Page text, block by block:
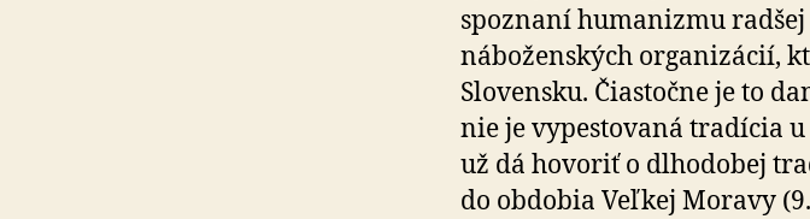
spoznaní humanizmu
náboženských organizácií,
Slovensku. Čiastočne je to
nie je vypestovaná tradícia
už dá hovoriť o dlhodobej
do obdobia Veľkej Moravy